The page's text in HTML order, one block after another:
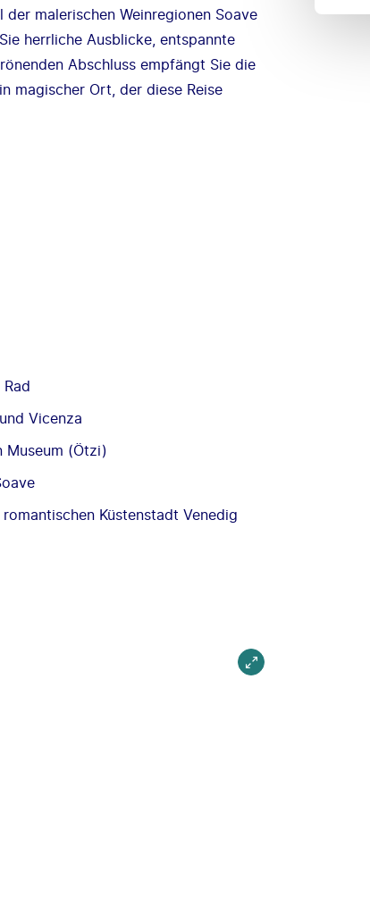
malerischen Weinregionen Soave
herrliche Ausblicke, entspannte
Abschluss empfängt Sie die
magischer Ort, der diese Reise
Vicenza
Museum (Ötzi)
Küstenstadt Venedig